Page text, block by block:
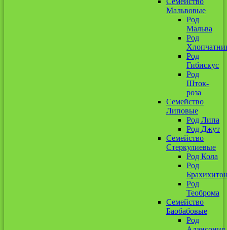
Мальвовые
Род
Мальва
Род
Род
Гибискус
Род
Шток-
роза
Семейство
Липовые
Род Липа
Род Джут
Семейство
Стеркулиевые
Род Кола
Род
Род
Теоброма
Семейство
Баобабовые
Род